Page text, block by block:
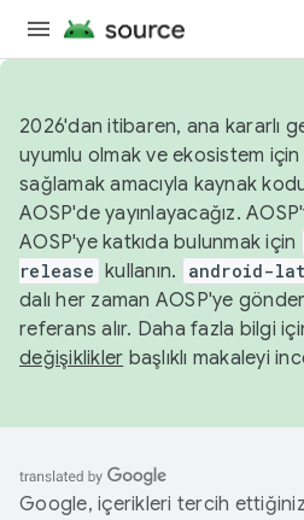
2026'dan itibaren, ana kararlı
uyumlu olmak ve ekosistem için
sağlamak amacıyla kaynak
AOSP'de yayınlayacağız.
AOSP'ye katkıda bulunmak için
release kullanın. android-
dalı her zaman AOSP'ye
referans alır. Daha fazla bilgi
değişiklikler başlıklı makaleyi
Google, içerikleri tercih